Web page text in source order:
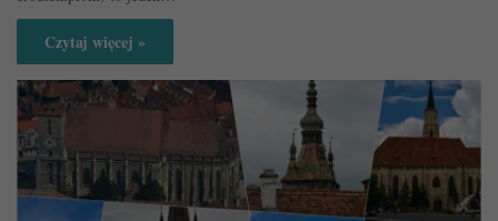
Czytaj więcej »